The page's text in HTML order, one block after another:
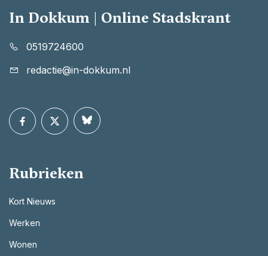
In Dokkum | Online Stadskrant
0519724600
redactie@in-dokkum.nl
Rubrieken
Kort Nieuws
Werken
Wonen